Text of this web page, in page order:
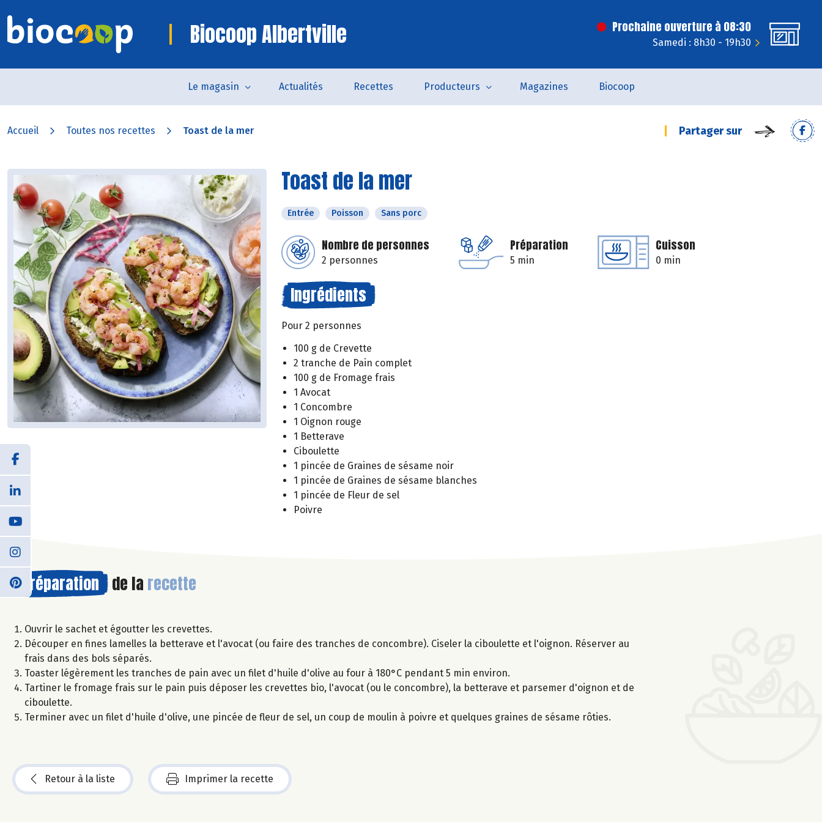
Biocoop Albertville Prochaine ouverture à 08:30
Samedi : 8h30 - 19h30
Le magasin Actualités Recettes Producteurs Magazines Biocoop
Accueil Toutes nos recettes Toast de la mer Partager sur
Toast de la mer
Entrée Poisson Sans porc
Nombre de personnes
2 personnes
Préparation
5 min
Cuisson
0 min
Ingrédients
Pour 2 personnes
100 g de Crevette
2 tranche de Pain complet
100 g de Fromage frais
1 Avocat
1 Concombre
1 Oignon rouge
1 Betterave
Ciboulette
1 pincée de Graines de sésame noir
1 pincée de Graines de sésame blanches
1 pincée de Fleur de sel
Poivre
Préparation de la recette
Ouvrir le sachet et égoutter les crevettes.
Découper en fines lamelles la betterave et l'avocat (ou faire des tranches de concombre). Ciseler la ciboulette et l'oignon. Réserver au
frais dans des bols séparés.
Toaster légèrement les tranches de pain avec un filet d'huile d'olive au four à 180°C pendant 5 min environ.
Tartiner le fromage frais sur le pain puis déposer les crevettes bio, l'avocat (ou le concombre), la betterave et parsemer d'oignon et de
ciboulette.
Terminer avec un filet d'huile d'olive, une pincée de fleur de sel, un coup de moulin à poivre et quelques graines de sésame rôties.
Retour à la liste Imprimer la recette